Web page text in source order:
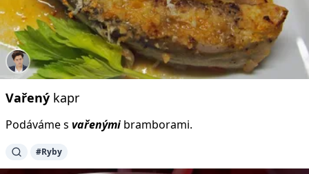
Vařený kapr
Podáváme s vařenými bramborami.
#Ryby